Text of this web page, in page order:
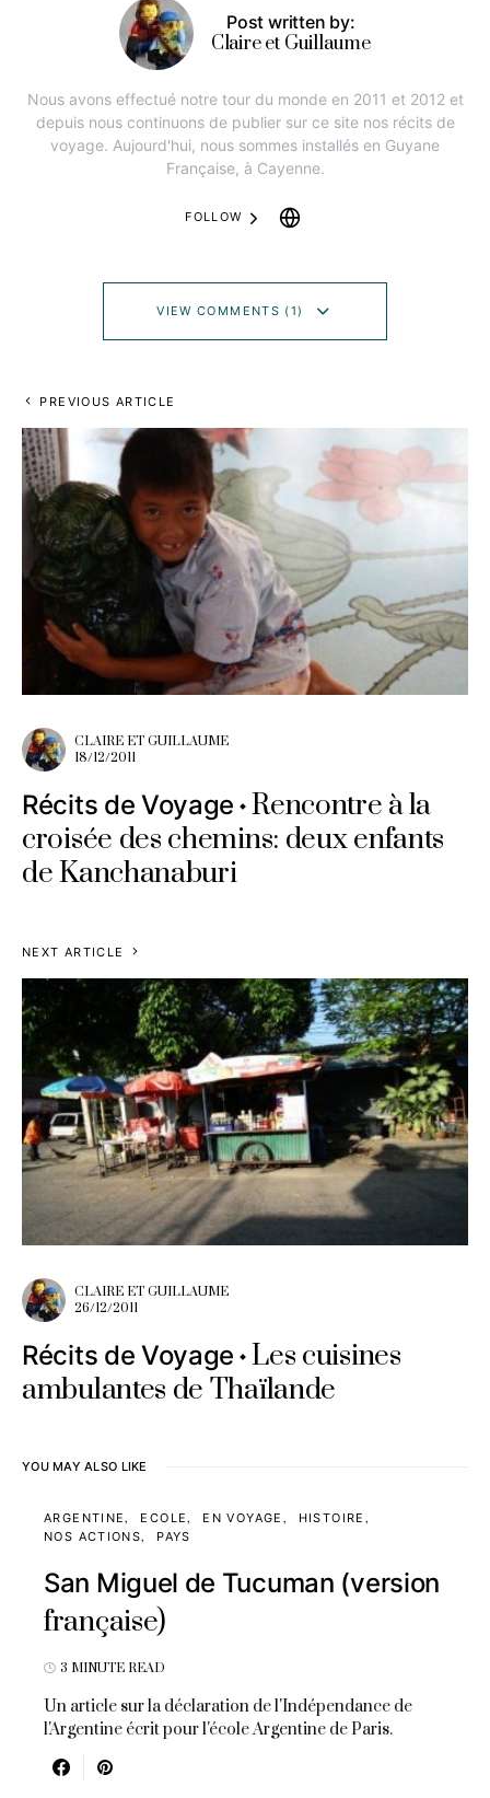
Post written by:
Claire et Guillaume
Nous avons effectué notre tour du monde en 2011 et 2012 et
depuis nous continuons de publier sur ce site nos récits de
voyage. Aujourd'hui, nous sommes installés en Guyane
Française, à Cayenne.
FOLLOW
VIEW COMMENTS (1)
PREVIOUS ARTICLE
CLAIRE ET GUILLAUME
18/12/2011
Récits de Voyage Rencontre à la
croisée des chemins: deux enfants
de Kanchanaburi
NEXT ARTICLE
CLAIRE ET GUILLAUME
26/12/2011
Récits de Voyage Les cuisines
ambulantes de Thaïlande
YOU MAY ALSO LIKE
ARGENTINE ECOLE EN VOYAGE
HISTOIRE
NOS ACTIONS
PAYS
San Miguel de Tucuman (version
française)
3 MINUTE READ
Un article sur la déclaration de l'Indépendance de
l'Argentine écrit pour l'école Argentine de Paris.